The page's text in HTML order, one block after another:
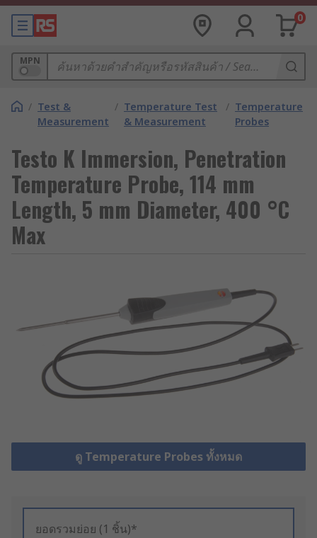
0
MPN
/ Test &
Measurement
/ Temperature Test
& Measurement
/ Temperature
Probes
Testo K Immersion, Penetration
Temperature Probe, 114 mm
Length, 5 mm Diameter, 400 °C
Max
ดู Temperature Probes ทั้งหมด
ยอดรวมย่อย (1 ชิ้น)*